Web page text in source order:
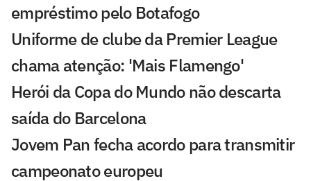
empréstimo pelo Botafogo
Uniforme de clube da Premier League
chama atenção: 'Mais Flamengo'
Herói da Copa do Mundo não descarta
saída do Barcelona
Jovem Pan fecha acordo para transmitir
campeonato europeu